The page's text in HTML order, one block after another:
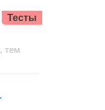
Тесты
тем